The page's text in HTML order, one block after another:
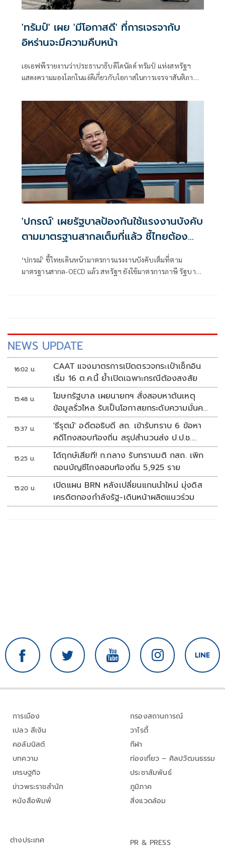
'ทรัมป์' เผย 'มีโอกาสดี' ที่การเจรจากับ
อิหร่านจะมีความคืบหน้า
เอเอฟพีรายงานว่าประธานาธิบดีโดนัลด์ ทรัมป์ แห่งสหรัฐฯ
แสดงความมองโลกในแง่ดีเกี่ยวกับโอกาสในการเจรจาสันติภาพ
ที่สามติดต่อกัน
'ปกรณ์' เผยรัฐบาลป้องกันใช้แรงงานบังคับ
ตามมาตรฐานสากลเต็มที่แล้ว ชี้ไทยต้อง
ปรับตัวเจรจาคู่ค้ารายอื่น อย่าหวังพึ่งพา
สหรัฐ
‘ปกรณ์’ ชี้ไทยเดินหน้ามาตรการแรงงานบังคับเต็มที่ตาม
มาตรฐานสากล-OECD แล้ว สหรัฐฯ ยังใช้มาตรการภาษี รัฐบาล
NEWS UPDATE
16:02 น.
CAAT แจงมาตรการเปิดตรวจกระเป๋าเช็กอิน
เริ่ม 16 ต.ค.นี้ ย้ำเปิดเฉพาะกรณีต้องสงสัย
15:48 น.
โฆษกรัฐบาล เผยนายกฯ สั่งสอบหาต้นเหตุ
ข้อมูลรั่วไหล รับเป็นโอกาสยกระดับความมั่นคง
ปลอดภัยข้อมูลภาครัฐทั้งระบบ
15:37 น.
'ธีรุตม์' อดีตอธิบดี สถ. เข้ารับทราบ 6 ข้อหา
คดีโกงสอบท้องถิ่น สรุปสำนวนส่ง ป.ป.ช.
สัปดาห์หน้า
15:25 น.
ได้ฤกษ์เสียที! ก.กลาง รับทราบมติ กสถ. เพิก
ถอนบัญชีโกงสอบท้องถิ่น 5,925 ราย
15:20 น.
เปิดแผน BRN หลังเปลี่ยนแกนนำใหม่ มุ่งดิส
เครดิตกองกำลังรัฐ-เดินหน้าผลิตแนวร่วม
การเมือง
เปลว สีเงิน
คอลัมนิสต์
บทความ
เศรษฐกิจ
ข่าวพระราชสำนัก
หนังสือพิมพ์
กรองสถานการณ์
วาไรตี้
กีฬา
ท่องเที่ยว – ศิลปวัฒนธรรม
ประชาสัมพันธ์
ภูมิภาค
สิ่งแวดล้อม
ต่างประเทศ PR & PRESS